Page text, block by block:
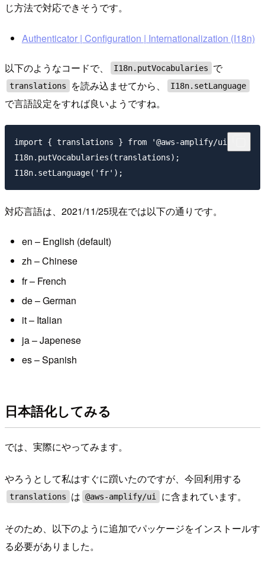
じ方法で対応できそうです。
Authenticator | Configuration | Internationalization (I18n)
以下のようなコードで、 I18n.putVocabularies で
translations を読み込ませてから、 I18n.setLanguage
で言語設定をすれば良いようですね。
import { translations } from '@aws-amplify/ui';
I18n.putVocabularies(translations);
対応言語は、2021/11/25現在では以下の通りです。
en – English (default)
zh – Chinese
fr – French
de – German
it – Italian
ja – Japenese
es – Spanish
日本語化してみる
では、実際にやってみます。
やろうとして私はすぐに躓いたのですが、今回利用する
translations は @aws-amplify/ui に含まれています。
そのため、以下のように追加でパッケージをインストールす
る必要がありました。